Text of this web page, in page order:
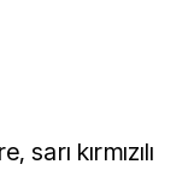
kırmızılı